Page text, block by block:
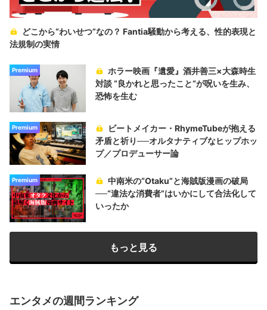
どこから“わいせつ”なの？ Fantia騒動から考える、性的表現と
法規制の実情
Premium
ホラー映画『遺愛』酒井善三×大森時生
対談 “良かれと思ったこと“が呪いを生み、
恐怖を生む
Premium
ビートメイカー・RhymeTubeが抱える
矛盾と祈り──オルタナティブなヒップホッ
プ／プロデューサー論
Premium
中南米の“Otaku”と海賊版漫画の破局
──“違法な消費者”はいかにして合法化して
いったか
もっと見る
エンタメの週間ランキング